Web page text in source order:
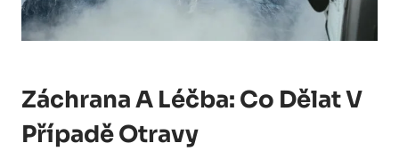
Záchrana A Léčba: Co Dělat V
Případě Otravy